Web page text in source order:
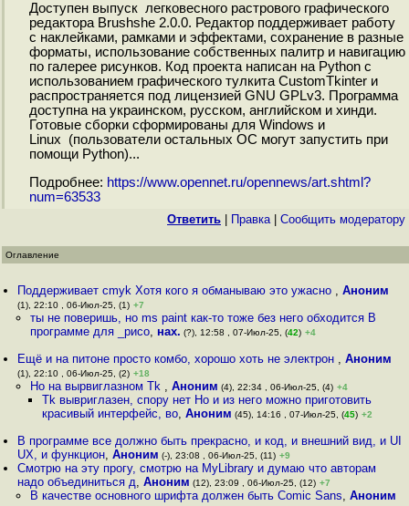
Доступен выпуск легковесного растрового графического
редактора Brushshe 2.0.0. Редактор поддерживает работу
с наклейками, рамками и эффектами, сохранение в разные
форматы, использование собственных палитр и навигацию
по галерее рисунков. Код проекта написан на Python с
использованием графического тулкита CustomTkinter и
распространяется под лицензией GNU GPLv3. Программа
доступна на украинском, русском, английском и хинди.
Готовые сборки сформированы для Windows и
Linux (пользователи остальных ОС могут запустить при
помощи Python)...
Подробнее: https://www.opennet.ru/opennews/art.shtml?
num=63533
Ответить Правка| Cообщить модератору
Оглавление
Поддерживает cmyk Хотя кого я обманываю это ужасно ,Аноним
(1), 22:10 , 06-Июл-25, (1) +7
ты не поверишь, но ms paint как-то тоже без него обходится В
программе для _рисо, нах. (?), 12:58 , 07-Июл-25, (42) +4
Ещё и на питоне просто комбо, хорошо хоть не электрон ,Аноним
(1), 22:10 , 06-Июл-25, (2) +18
Но на вырвиглазном Tk , Аноним (4), 22:34 , 06-Июл-25, (4) +4
Tk вывриглазен, спору нет Но и из него можно приготовить
красивый интерфейс, во, Аноним (45), 14:16 , 07-Июл-25, (45) +2
В программе все должно быть прекрасно, и код, и внешний вид, и UI
UX, и функцион,Аноним (-), 23:08 , 06-Июл-25, (11) +9
Смотрю на эту прогу, смотрю на MyLibrary и думаю что авторам
надо объединиться д,Аноним (12), 23:09 , 06-Июл-25, (12) +7
В качестве основного шрифта должен быть Comic Sans, Аноним